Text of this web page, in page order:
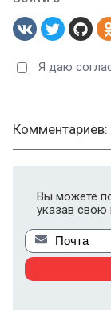
Я даю
Комментариев:
Вы можете
указав свою